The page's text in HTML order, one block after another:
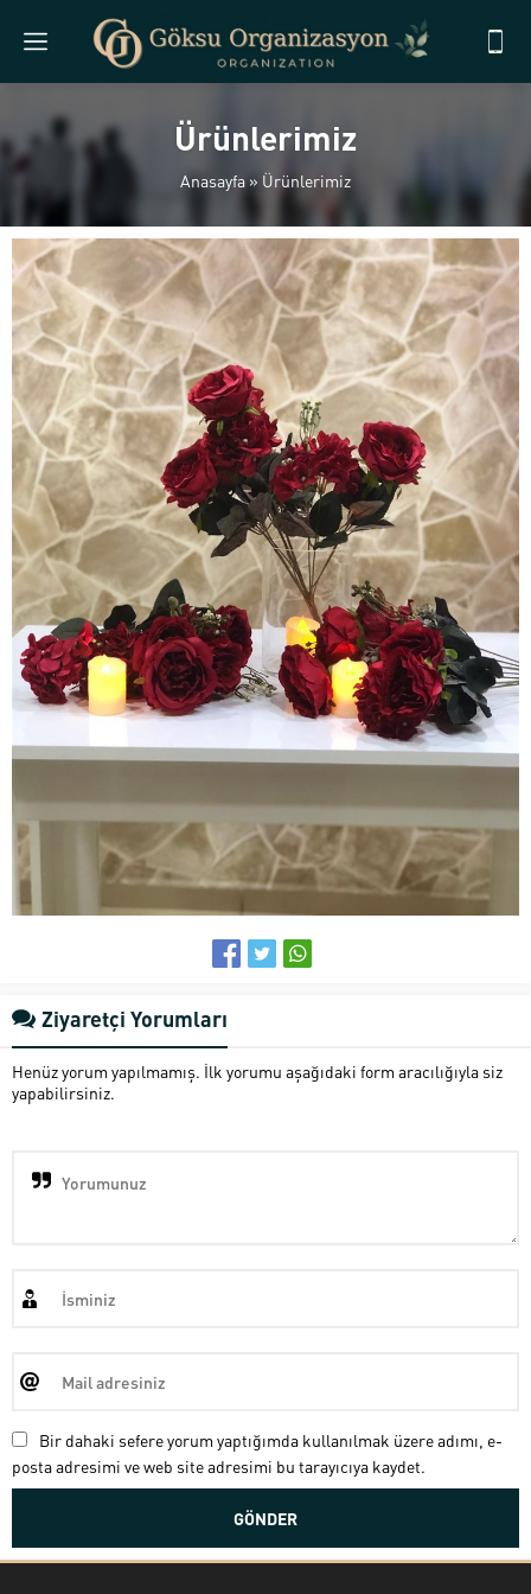
Ürünlerimiz
Anasayfa» Ürünlerimiz
Ziyaretçi Yorumları
Henüz yorum yapılmamış. İlk yorumu aşağıdaki form aracılığıyla siz
yapabilirsiniz.
Bir dahaki sefere yorum yaptığımda kullanılmak üzere adımı, e-
posta adresimi ve web site adresimi bu tarayıcıya kaydet.